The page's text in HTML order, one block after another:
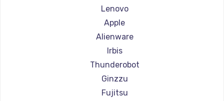
Lenovo
Apple
Alienware
Irbis
Thunderobot
Ginzzu
Fujitsu